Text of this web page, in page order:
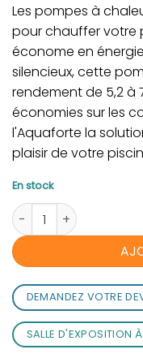
Les pompes à
pour chauffer votre
économe en
silencieux, cette
rendement de 5,2 à
économies sur les
l'Aquaforte la
plaisir de votre
En stock
quantité de
DEMANDEZ VOTRE
SALLE D'EXPOSITION